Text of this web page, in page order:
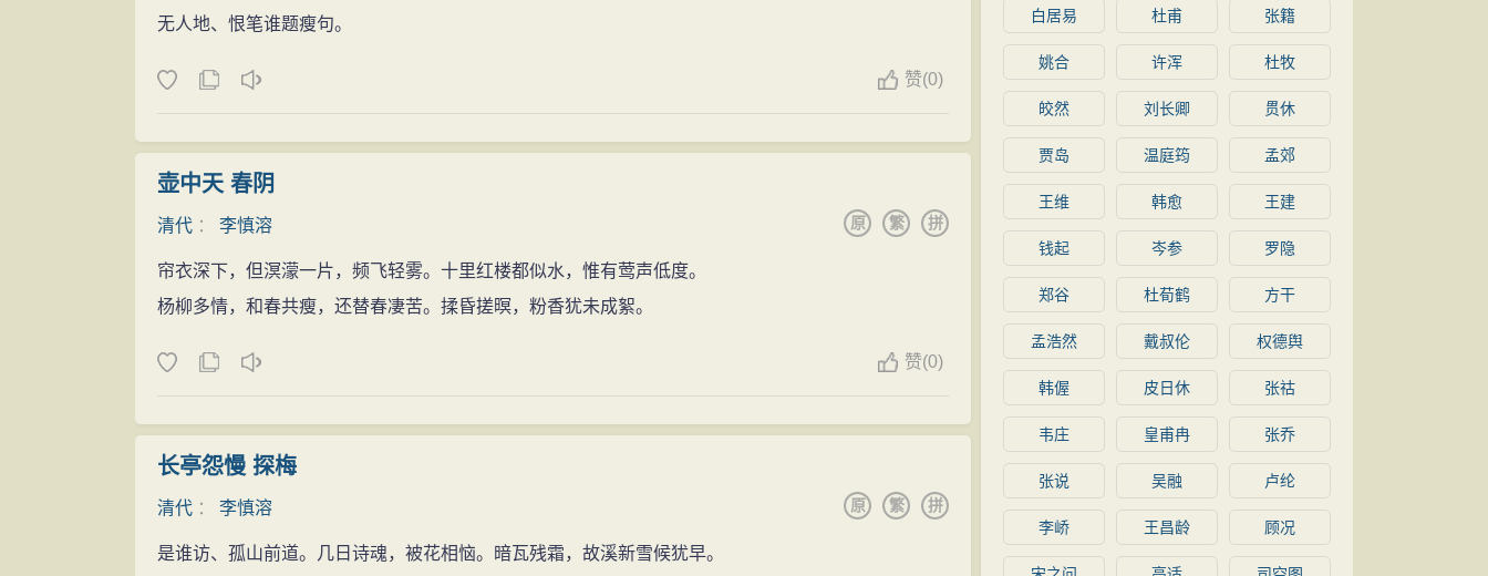
无人地、恨笔谁题瘦句。
赞(0)
壶中天 春阴
清代 ： 李慎溶 拼
繁
原
帘衣深下，但溟濛一片，频飞轻雾。十里红楼都似水，惟有莺声低度。
杨柳多情，和春共瘦，还替春凄苦。揉昏搓暝，粉香犹未成絮。
赞(0)
长亭怨慢 探梅
清代 ： 李慎溶 拼
繁
原
是谁访、孤山前道。几日诗魂，被花相恼。暗瓦残霜，故溪新雪候犹早。
白居易 杜甫 张籍
姚合 许浑 杜牧
皎然 刘长卿 贯休
贾岛 温庭筠 孟郊
王维 韩愈 王建
钱起 岑参 罗隐
郑谷 杜荀鹤 方干
孟浩然 戴叔伦 权德舆
韩偓 皮日休 张祜
韦庄 皇甫冉 张乔
张说 吴融 卢纶
李峤 王昌龄 顾况